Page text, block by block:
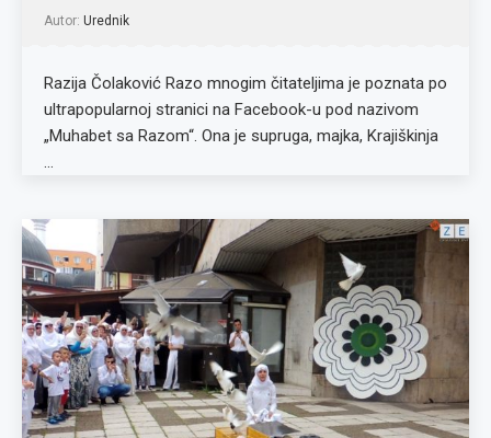
Autor: Urednik
Razija Čolaković Razo mnogim čitateljima je poznata po
ultrapopularnoj stranici na Facebook-u pod nazivom
„Muhabet sa Razom“. Ona je supruga, majka, Krajiškinja
…